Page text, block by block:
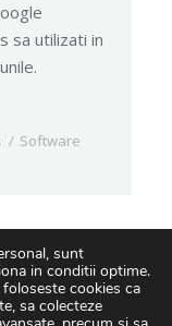
sa utilizati in
Software
sunt
in conditii optime.
cookies ca
sa colecteze